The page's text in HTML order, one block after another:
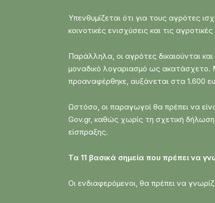
Υπενθυμίζεται ότι για τους αγρότες
κοινοτικές ενισχύσεις και τις
Παράλληλα, οι αγρότες δικαιούνται
μοναδικό λογαριασμό ως ακατάσχετο.
προαναφέρθηκε, αυξάνεται στα 1.600
Ωστόσο, οι παραγωγοί θα πρέπει να
Gov.gr, καθώς χωρίς τη σχετική δήλωση
είσπραξης.
Τα 11 βασικά σημεία που πρέπει να
Οι ενδιαφερόμενοι, θα πρέπει να